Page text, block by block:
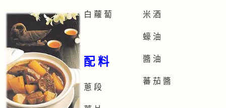
白 蘿 蔔
配 料
蔥 段
米 酒
蠔 油
醬 油
蕃 茄 醬